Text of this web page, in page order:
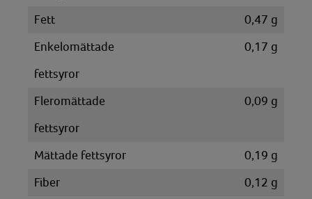
Fett
0,47 g
Enkelomättade
fettsyror
0,17 g
Fleromättade
fettsyror
0,09 g
Mättade fettsyror
0,19 g
Fiber
0,12 g